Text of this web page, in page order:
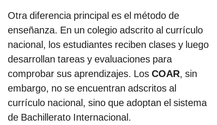
Otra diferencia principal es el método de
enseñanza. En un colegio adscrito al currículo
nacional, los estudiantes reciben clases y luego
desarrollan tareas y evaluaciones para
comprobar sus aprendizajes. Los COAR, sin
embargo, no se encuentran adscritos al
currículo nacional, sino que adoptan el sistema
de Bachillerato Internacional.